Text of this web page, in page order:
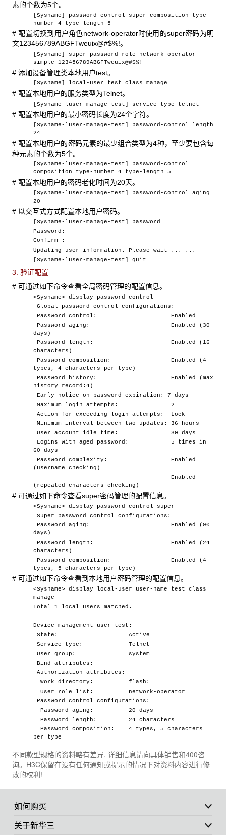
素的个数为5个。
[Sysname] password-control super composition type-
number 4 type-length 5
# 配置切换到用户角色network-operator时使用的super密码为明
文123456789ABGFTweuix@#$%!。
[Sysname] super password role network-operator
simple 123456789ABGFTweuix@#$%!
# 添加设备管理类本地用户test。
[Sysname] local-user test class manage
# 配置本地用户的服务类型为Telnet。
[Sysname-luser-manage-test] service-type telnet
# 配置本地用户的最小密码长度为24个字符。
[Sysname-luser-manage-test] password-control length
24
# 配置本地用户的密码元素的最少组合类型为4种，至少要包含每
种元素的个数为5个。
[Sysname-luser-manage-test] password-control
composition type-number 4 type-length 5
# 配置本地用户的密码老化时间为20天。
[Sysname-luser-manage-test] password-control aging
20
# 以交互式方式配置本地用户密码。
[Sysname-luser-manage-test] password
Password:
Confirm :
Updating user information. Please wait ... ...
[Sysname-luser-manage-test] quit
3. 验证配置
# 可通过如下命令查看全局密码管理的配置信息。
<Sysname> display password-control
Global password control configurations:
Password control: Enabled
Password aging: Enabled (30
days)
Password length: Enabled (16
characters)
Password composition: Enabled (4
types, 4 characters per type)
Password history: Enabled (max
history record:4)
Early notice on password expiration: 7 days
Maximum login attempts: 2
Action for exceeding login attempts: Lock
Minimum interval between two updates: 36 hours
User account idle time: 30 days
Logins with aged password: 5 times in
60 days
Password complexity: Enabled
(username checking)
Enabled
(repeated characters checking)
# 可通过如下命令查看super密码管理的配置信息。
<Sysname> display password-control super
Super password control configurations:
Password aging: Enabled (90
days)
Password length: Enabled (24
characters)
Password composition: Enabled (4
types, 5 characters per type)
# 可通过如下命令查看到本地用户密码管理的配置信息。
<Sysname> display local-user user-name test class
manage
Total 1 local users matched.
Device management user test:
State: Active
Service type: Telnet
User group: system
Bind attributes:
Authorization attributes:
Work directory: flash:
User role list: network-operator
Password control configurations:
Password aging: 20 days
Password length: 24 characters
Password composition: 4 types, 5 characters
per type
不同款型规格的资料略有差异, 详细信息请向具体销售和400咨
询。H3C保留在没有任何通知或提示的情况下对资料内容进行修
改的权利!
如何购买
关于新华三